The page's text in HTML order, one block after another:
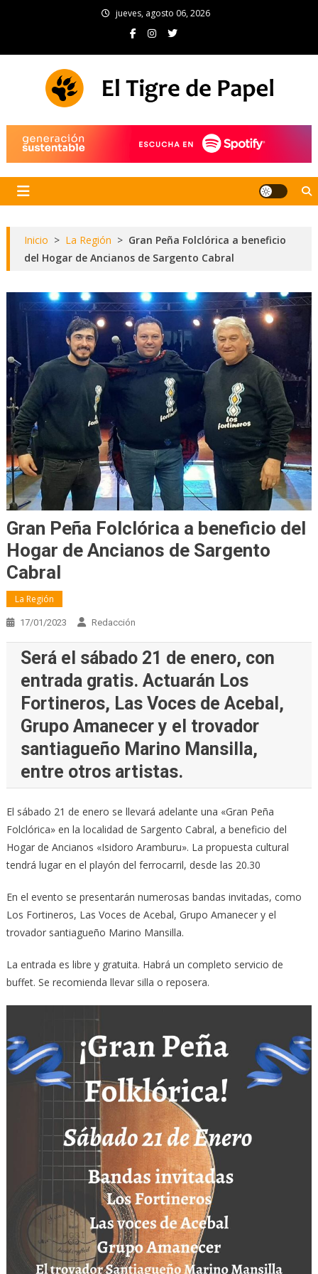
jueves, agosto 06, 2026
Inicio > La Región > Gran Peña Folclórica a beneficio
del Hogar de Ancianos de Sargento Cabral
Gran Peña Folclórica a beneficio del
Hogar de Ancianos de Sargento
Cabral
La Región
17/01/2023 Redacción
Será el sábado 21 de enero, con
entrada gratis. Actuarán Los
Fortineros, Las Voces de Acebal,
Grupo Amanecer y el trovador
santiagueño Marino Mansilla,
entre otros artistas.
El sábado 21 de enero se llevará adelante una «Gran Peña
Folclórica» en la localidad de Sargento Cabral, a beneficio del
Hogar de Ancianos «Isidoro Aramburu». La propuesta cultural
tendrá lugar en el playón del ferrocarril, desde las 20.30
En el evento se presentarán numerosas bandas invitadas, como
Los Fortineros, Las Voces de Acebal, Grupo Amanecer y el
trovador santiagueño Marino Mansilla.
La entrada es libre y gratuita. Habrá un completo servicio de
buffet. Se recomienda llevar silla o reposera.